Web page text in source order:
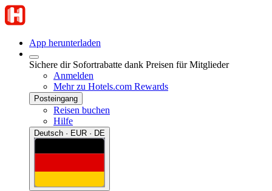
App herunterladen
Sichere dir Sofortrabatte dank Preisen für Mitglieder
Anmelden
Mehr zu Hotels.com Rewards
Posteingang
Reisen buchen
Hilfe
Deutsch · EUR · DE